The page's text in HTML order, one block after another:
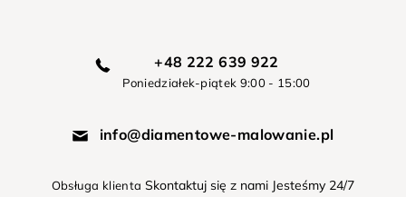
+48 222 639 922
Poniedziałek-piątek 9:00 - 15:00
info@diamentowe-malowanie.pl
Obsługa klienta Skontaktuj się z nami Jesteśmy 24/7